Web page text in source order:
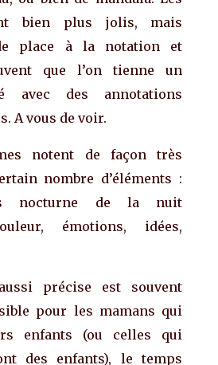
bien plus jolis, mais
place à la notation et
que l’on tienne un
avec des annotations
A vous de voir.
notent de façon très
nombre d’éléments :
nocturne de la nuit
émotions, idées,
précise est souvent
pour les mamans qui
enfants (ou celles qui
des enfants), le temps